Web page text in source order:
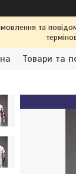
та
Товари та